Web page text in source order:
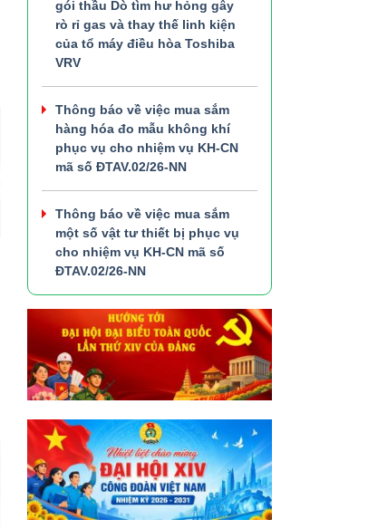
gói thầu Dò tìm hư hỏng gây
rò rỉ gas và thay thế linh kiện
của tổ máy điều hòa Toshiba
VRV
Thông báo về việc mua sắm
hàng hóa đo mẫu không khí
phục vụ cho nhiệm vụ KH-CN
mã số ĐTAV.02/26-NN
Thông báo về việc mua sắm
một số vật tư thiết bị phục vụ
cho nhiệm vụ KH-CN mã số
ĐTAV.02/26-NN